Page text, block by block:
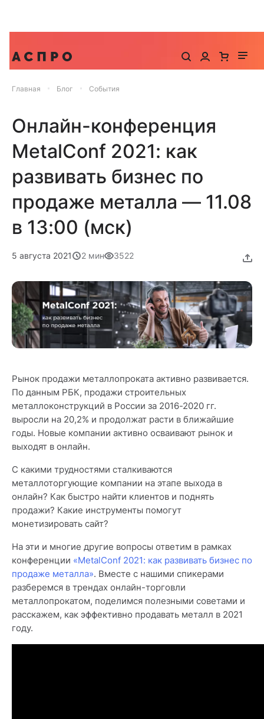
Главная Блог События
Онлайн-конференция
MetalConf 2021: как
развивать бизнес по
продаже металла — 11.08
в 13:00 (мск)
5 августа 2021 2 мин 3522
Рынок продажи металлопроката активно развивается.
По данным РБК, продажи строительных
металлоконструкций в России за 2016-2020 гг.
выросли на 20,2% и продолжат расти в ближайшие
годы. Новые компании активно осваивают рынок и
выходят в онлайн.
С какими трудностями сталкиваются
металлоторгующие компании на этапе выхода в
онлайн? Как быстро найти клиентов и поднять
продажи? Какие инструменты помогут
монетизировать сайт?
На эти и многие другие вопросы ответим в рамках
конференции «MetalConf 2021: как развивать бизнес по
продаже металла». Вместе с нашими спикерами
разберемся в трендах онлайн-торговли
металлопрокатом, поделимся полезными советами и
расскажем, как эффективно продавать металл в 2021
году.